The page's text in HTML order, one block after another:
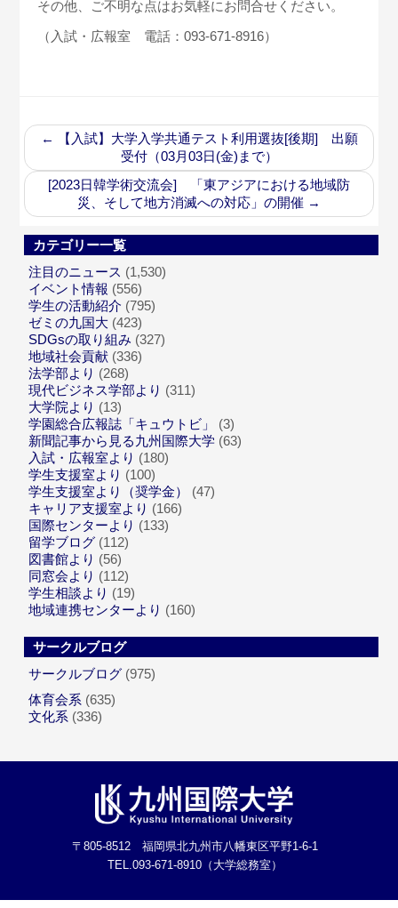
その他、ご不明な点はお気軽にお問合せください。
（入試・広報室 電話：093-671-8916）
←
【入試】大学入学共通テスト利用選抜[後期] 出願
受付（03月03日(金)まで）
[2023日韓学術交流会] 「東アジアにおける地域防
災、そして地方消滅への対応」の開催 →
カテゴリー一覧
注目のニュース (1,530)
イベント情報 (556)
学生の活動紹介 (795)
ゼミの九国大 (423)
SDGsの取り組み (327)
地域社会貢献 (336)
法学部より (268)
現代ビジネス学部より (311)
大学院より (13)
学園総合広報誌「キュウトビ」
(3)
新聞記事から見る九州国際大学 (63)
入試・広報室より (180)
学生支援室より (100)
学生支援室より（奨学金）
(47)
キャリア支援室より (166)
国際センターより (133)
留学ブログ (112)
図書館より (56)
同窓会より (112)
学生相談より (19)
地域連携センターより (160)
サークルブログ
サークルブログ (975)
体育会系 (635)
文化系 (336)
〒805-8512 福岡県北九州市八幡東区平野1-6-1
TEL.093-671-8910（大学総務室）